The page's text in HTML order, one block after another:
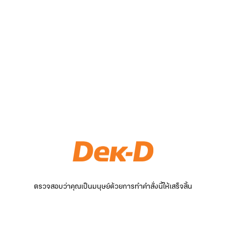
ตรวจสอบว่าคุณเป็นมนุษย์ด้วยการทำคำสั่งนี้ให้เสร็จสิ้น